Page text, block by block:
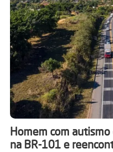
Homem com
na BR-101 e